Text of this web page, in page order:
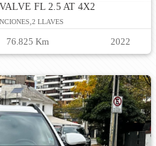
FL 2.5 AT 4X2
LLAVES
76.825 Km 2022